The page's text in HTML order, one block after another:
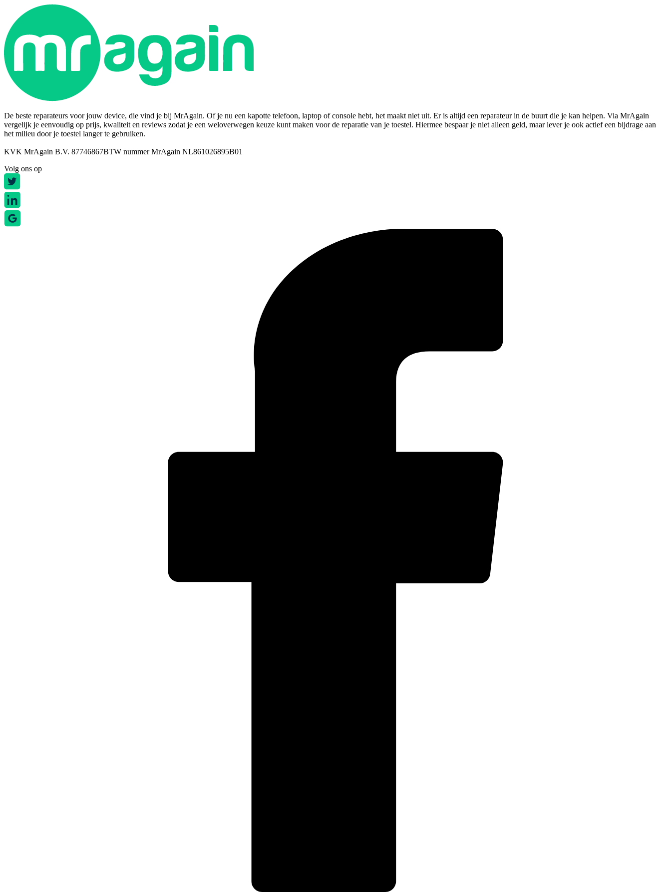
De beste reparateurs voor jouw device, die vind je bij MrAgain. Of je nu een kapotte telefoon, laptop of console hebt, het maakt niet uit. Er is altijd een reparateur in de buurt die je kan helpen. Via MrAgain
vergelijk je eenvoudig op prijs, kwaliteit en reviews zodat je een weloverwegen keuze kunt maken voor de reparatie van je toestel. Hiermee bespaar je niet alleen geld, maar lever je ook actief een bijdrage aan
het milieu door je toestel langer te gebruiken.
KVK MrAgain B.V. 87746867BTW nummer MrAgain NL861026895B01
Volg ons op